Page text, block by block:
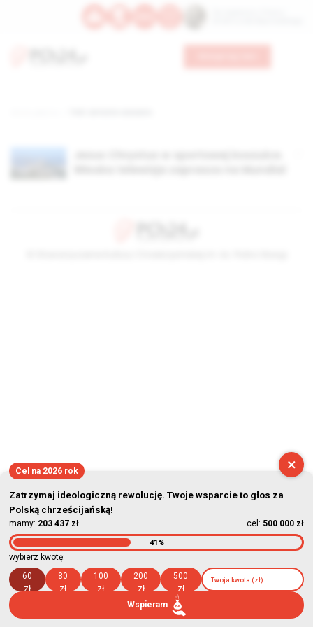
×
Cel na 2026 rok
Zatrzymaj ideologiczną rewolucję. Twoje wsparcie to głos za
Polską chrześcijańską!
mamy: 203 437 zł cel: 500 000 zł
41%
wybierz kwotę:
60
zł
80
zł
100
zł
200
zł
500
zł
Wspieram